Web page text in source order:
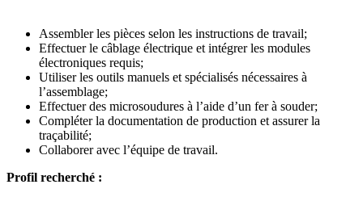
Assembler les pièces selon les instructions de travail;
Effectuer le câblage électrique et intégrer les modules
électroniques requis;
Utiliser les outils manuels et spécialisés nécessaires à
l’assemblage;
Effectuer des microsoudures à l’aide d’un fer à souder;
Compléter la documentation de production et assurer la
traçabilité;
Collaborer avec l’équipe de travail.
Profil recherché :